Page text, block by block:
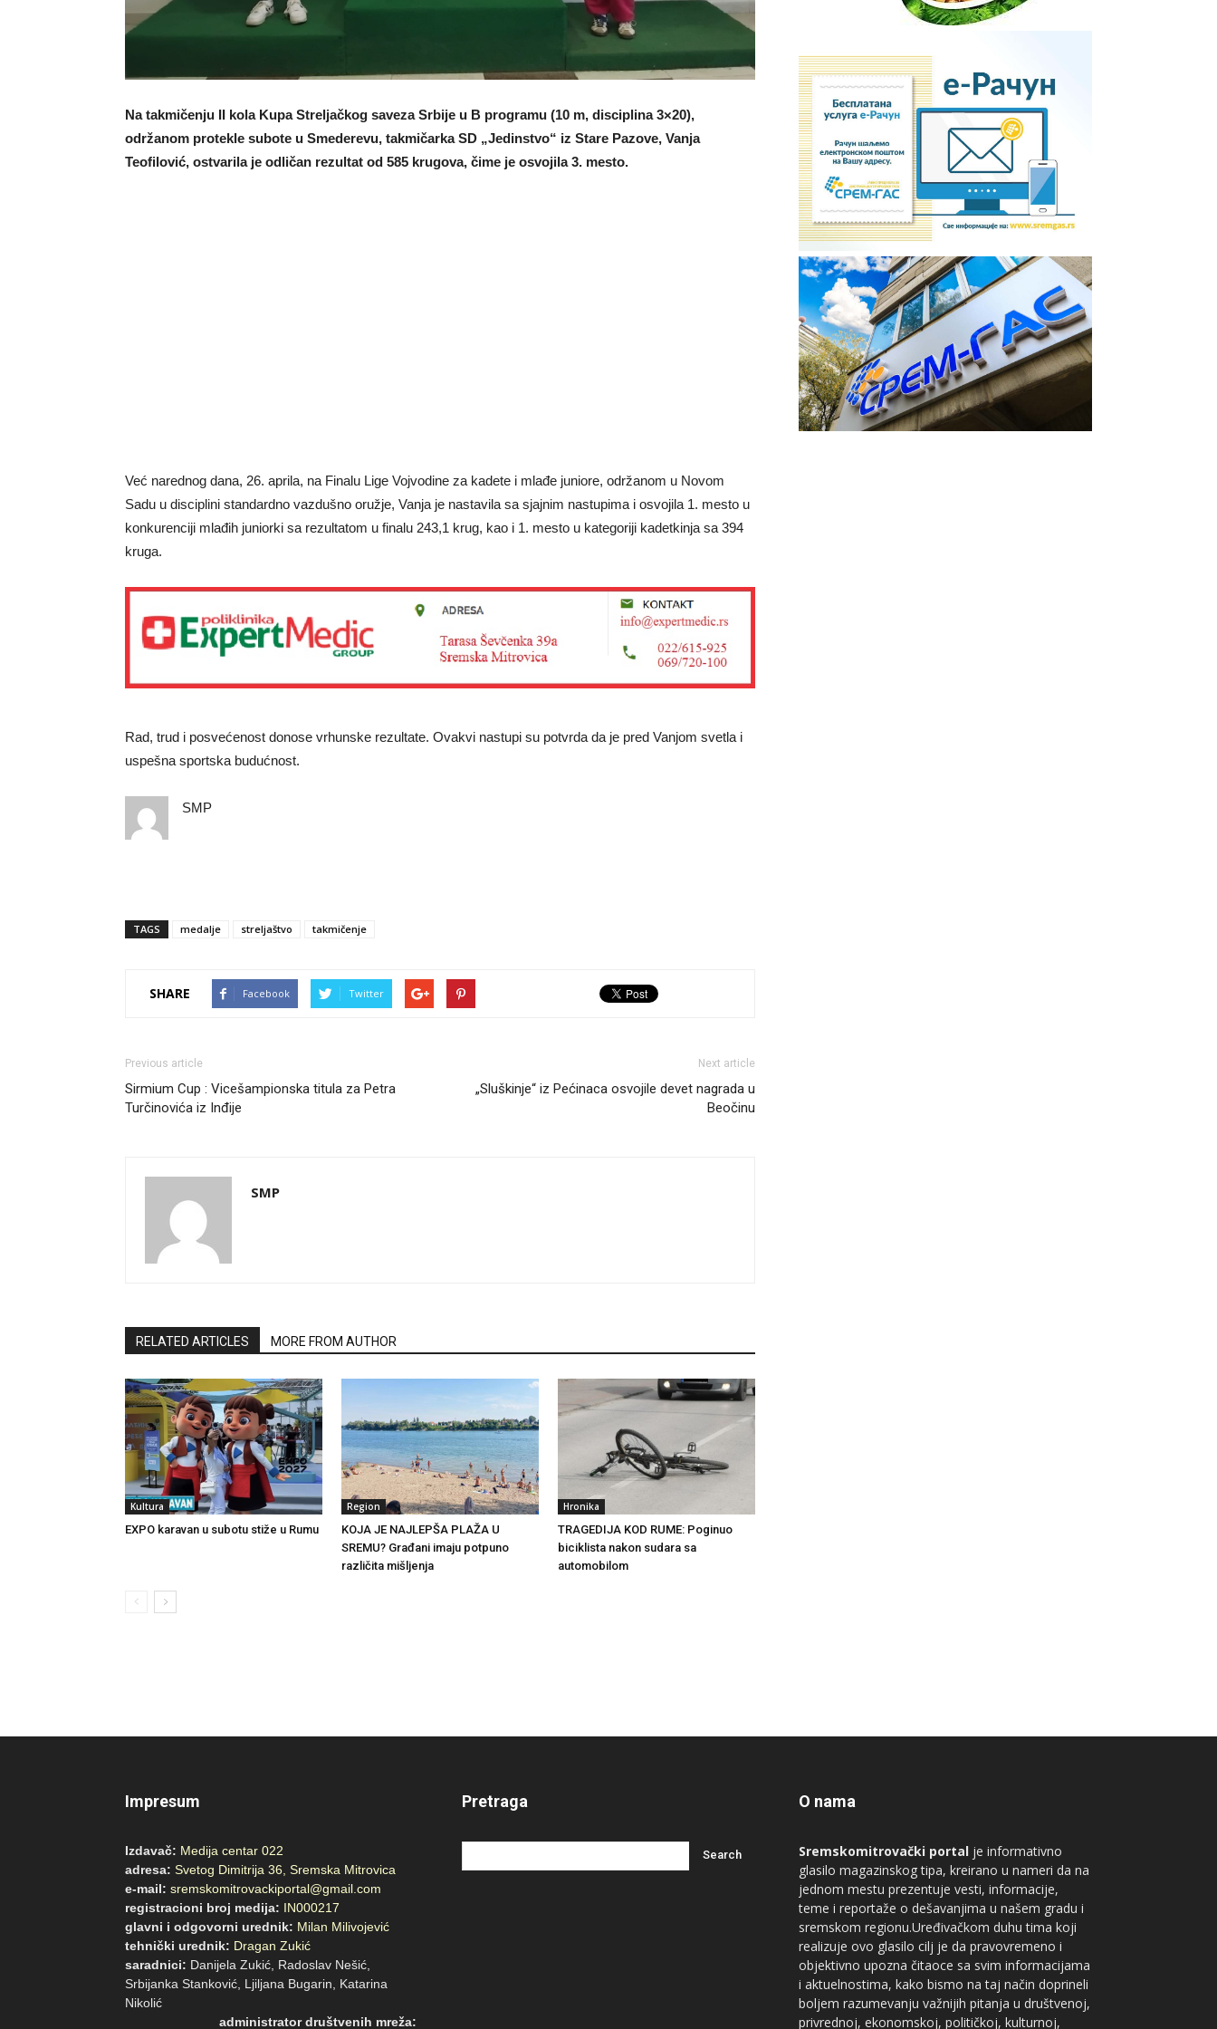
Na takmičenju II kola Kupa Streljačkog saveza Srbije u B programu (10 m, disciplina 3×20),
održanom protekle subote u Smederevu, takmičarka SD „Jedinstvo“ iz Stare Pazove, Vanja
Teofilović, ostvarila je odličan rezultat od 585 krugova, čime je osvojila 3. mesto.
Već narednog dana, 26. aprila, na Finalu Lige Vojvodine za kadete i mlađe juniore, održanom u Novom
Sadu u disciplini standardno vazdušno oružje, Vanja je nastavila sa sjajnim nastupima i osvojila 1. mesto u
konkurenciji mlađih juniorki sa rezultatom u finalu 243,1 krug, kao i 1. mesto u kategoriji kadetkinja sa 394
kruga.
Rad, trud i posvećenost donose vrhunske rezultate. Ovakvi nastupi su potvrda da je pred Vanjom svetla i
uspešna sportska budućnost.
SMP
TAGS medalje streljaštvo takmičenje
SHARE Facebook Twitter
Previous article
Sirmium Cup : Vicešampionska titula za Petra
Turčinovića iz Inđije
Next article
„Sluškinje“ iz Pećinaca osvojile devet nagrada u
Beočinu
SMP
RELATED ARTICLES MORE FROM AUTHOR
Kultura
EXPO karavan u subotu stiže u Rumu
Region
KOJA JE NAJLEPŠA PLAŽA U
SREMU? Građani imaju potpuno
različita mišljenja
Hronika
TRAGEDIJA KOD RUME: Poginuo
biciklista nakon sudara sa
automobilom
Impresum
Izdavač: Medija centar 022
adresa: Svetog Dimitrija 36, Sremska Mitrovica
e-mail: sremskomitrovackiportal@gmail.com
registracioni broj medija: IN000217
glavni i odgovorni urednik: Milan Milivojević
tehnički urednik: Dragan Zukić
saradnici: Danijela Zukić, Radoslav Nešić,
Srbijanka Stanković, Ljiljana Bugarin, Katarina
Nikolić
administrator društvenih mreža:
Pretraga O nama
Sremskomitrovački portal je informativno
glasilo magazinskog tipa, kreirano u nameri da na
jednom mestu prezentuje vesti, informacije,
teme i reportaže o dešavanjima u našem gradu i
sremskom regionu.Uređivačkom duhu tima koji
realizuje ovo glasilo cilj je da pravovremeno i
objektivno upozna čitaoce sa svim informacijama
i aktuelnostima, kako bismo na taj način doprineli
boljem razumevanju važnijih pitanja u društvenoj,
privrednoj, ekonomskoj, političkoj, kulturnoj,